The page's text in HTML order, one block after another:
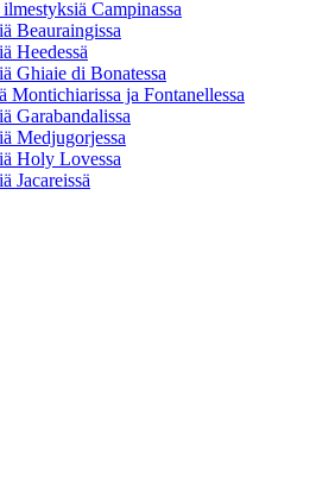
Campinassa
Beauraingissa
Heedessä
Ghiaie di Bonatessa
Montichiarissa ja Fontanellessa
Garabandalissa
Medjugorjessa
Holy Lovessa
Jacareissä